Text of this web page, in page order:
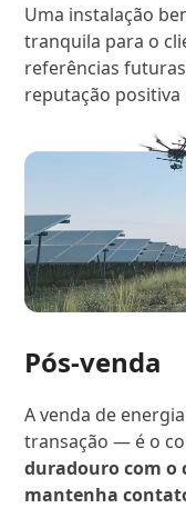
Uma instalação
tranquila para o
referências
reputação positiva
Pós-venda
A venda de
transação — é o
duradouro com o
mantenha